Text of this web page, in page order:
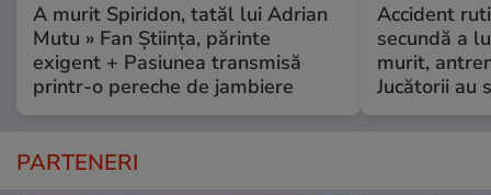
A murit Spiridon, tatăl lui Adrian
Mutu » Fan Știința, părinte
exigent + Pasiunea transmisă
printr-o pereche de jambiere
Accident
secundă a
murit,
Jucătorii au
PARTENERI